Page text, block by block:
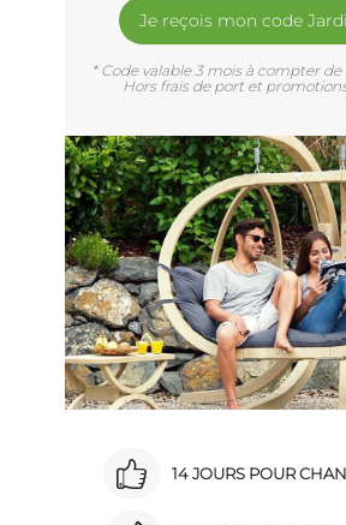
Je reçois mon code
* Code valable 3 mois à compter de
Hors frais de port et
14 JOURS POUR